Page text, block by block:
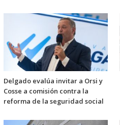
Delgado evalúa invitar a Orsi y
Cosse a comisión contra la
reforma de la seguridad social